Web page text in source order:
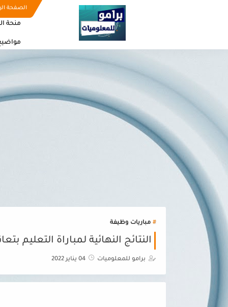
الصفحة
منحة
مباريات وظيفة
النتائج النهائية لمباراة التعليم بتعاقد 2021/
برامو للمعلوميات 04 يناير 2022